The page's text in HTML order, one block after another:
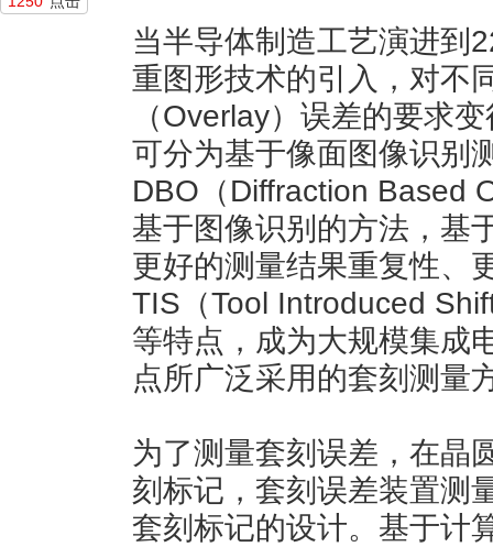
当半导体制造工艺演进到
重图形技术的引入，对不
（Overlay）误差的要求
可分为基于像面图像识别
DBO（Diffraction Based
基于图像识别的方法，基
更好的测量结果重复性、
TIS（Tool Introduced
等特点，成为大规模集成
点所广泛采用的套刻测量
为了测量套刻误差，在晶
刻标记，套刻误差装置测
套刻标记的设计。基于计